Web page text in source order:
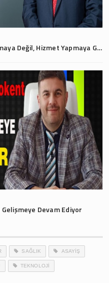
Başkan Karadağ “Biz Siyaset Yapmaya Değil, Hizmet Yapmaya Geldik”
Devam Ediyor
SAĞLIK ASAYİŞ
TEKNOLOJİ